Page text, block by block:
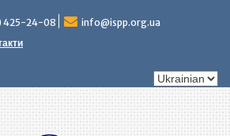
425-24-08
info@ispp.org.ua
Вибрати